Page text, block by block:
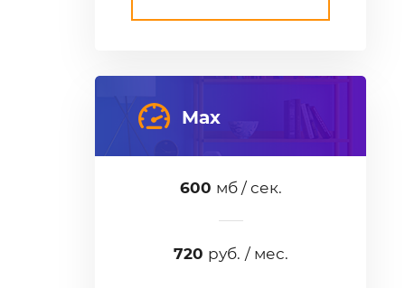
Max
600 мб / сек.
720 руб. / мес.